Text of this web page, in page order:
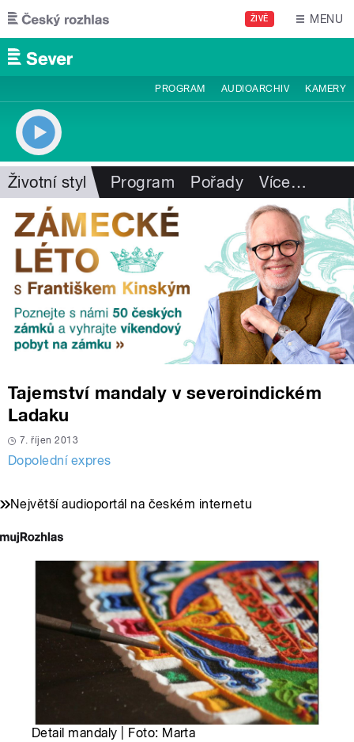
Přejít k hlavnímu obsahu
ŽIVĚ MENU
PROGRAM AUDIOARCHIV KAMERY
Životní styl Program Pořady Více…
Tajemství mandaly v severoindickém
Ladaku
7. říjen 2013
Dopolední expres
Největší audioportál na českém internetu
Detail mandaly | Foto: Marta